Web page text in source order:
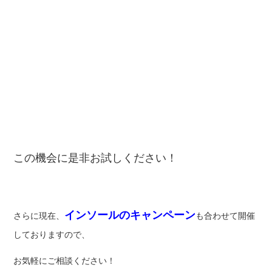
この機会に是非お試しください！
さらに現在、 インソールのキャンペーンも合わせて開催
しておりますので、
お気軽にご相談ください！